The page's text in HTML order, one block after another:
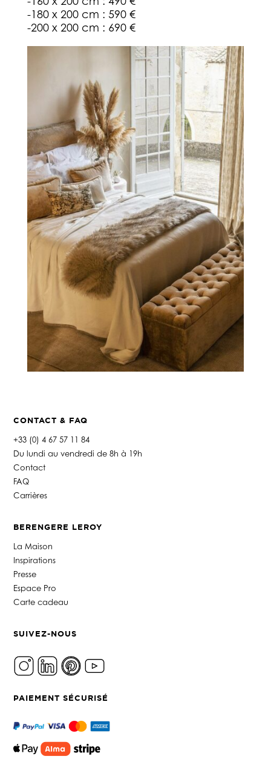
-180 x 200 cm : 590 €
-200 x 200 cm : 690 €
CONTACT & FAQ
+33 (0) 4 67 57 11 84
Du lundi au vendredi de 8h à 19h
Contact
FAQ
Carrières
BERENGERE LEROY
La Maison
Inspirations
Presse
Espace Pro
Carte cadeau
SUIVEZ-NOUS
PAIEMENT SÉCURISÉ